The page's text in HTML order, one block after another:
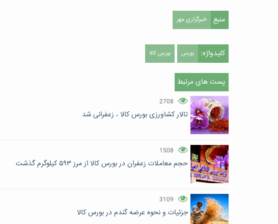
منبع خبرگزاری مهر
کلیدواژه: بورس بورس کالا
پست های مرتبط
2708
تالار کشاورزی بورس کالا ، زعفرانی شد
1508
حجم معاملات زعفران در بورس کالا از مرز ۵۹۳ کیلوگرم گذشت
3109
جزئیات و نحوه عرضه گندم در بورس کالا